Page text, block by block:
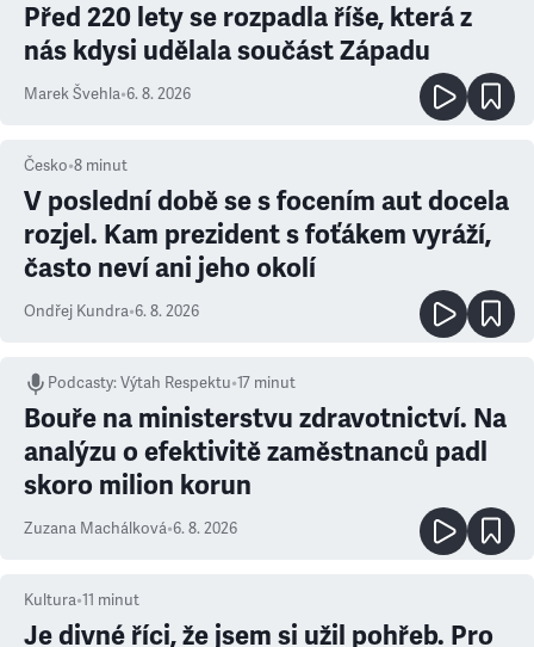
Před 220 lety se rozpadla říše, která z
nás kdysi udělala součást Západu
Marek Švehla•6. 8. 2026
Česko•8 minut
V poslední době se s focením aut docela
rozjel. Kam prezident s foťákem vyráží,
často neví ani jeho okolí
Ondřej Kundra•6. 8. 2026
Podcasty:Výtah Respektu•17 minut
Bouře na ministerstvu zdravotnictví. Na
analýzu o efektivitě zaměstnanců padl
skoro milion korun
Zuzana Machálková•6. 8. 2026
Kultura•11 minut
Je divné říci, že jsem si užil pohřeb. Pro